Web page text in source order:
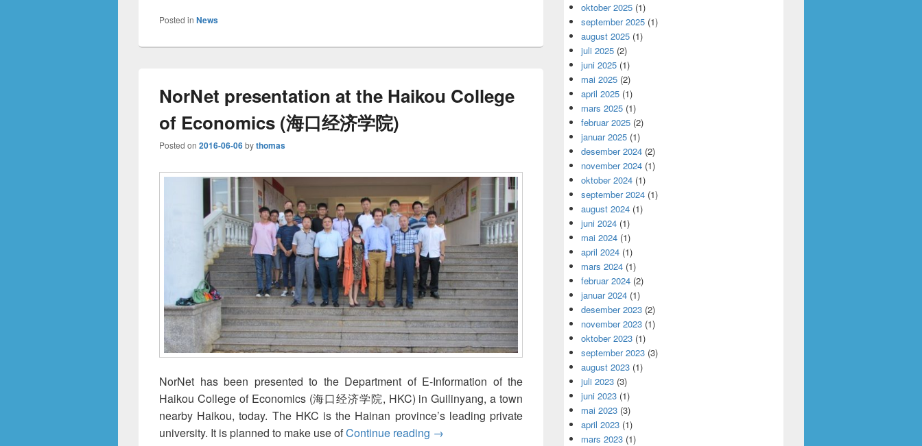
Posted in News
NorNet presentation at the Haikou College
of Economics (海口经济学院)
Posted on 2016-06-06bythomas
NorNet has been presented to the Department of E-Information of the
Haikou College of Economics (海口经济学院, HKC) in Guilinyang, a town
nearby Haikou, today. The HKC is the Hainan province’s leading private
university. It is planned to make use ofContinue reading NorNet presentation at the Haikou College of Economics (海口经济学院)
→
oktober 2025 (1)
september 2025 (1)
august 2025 (1)
juli 2025 (2)
juni 2025 (1)
mai 2025 (2)
april 2025 (1)
mars 2025 (1)
februar 2025 (2)
januar 2025 (1)
desember 2024 (2)
november 2024 (1)
oktober 2024 (1)
september 2024 (1)
august 2024 (1)
juni 2024 (1)
mai 2024 (1)
april 2024 (1)
mars 2024 (1)
februar 2024 (2)
januar 2024 (1)
desember 2023 (2)
november 2023 (1)
oktober 2023 (1)
september 2023 (3)
august 2023 (1)
juli 2023 (3)
juni 2023 (1)
mai 2023 (3)
april 2023 (1)
mars 2023 (1)